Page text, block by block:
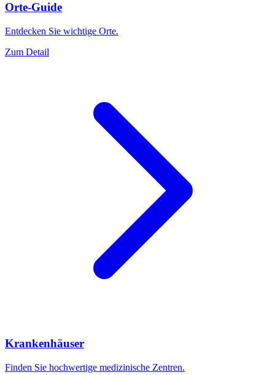
Orte-Guide
Entdecken Sie wichtige Orte.
Zum Detail
Krankenhäuser
Finden Sie hochwertige medizinische Zentren.